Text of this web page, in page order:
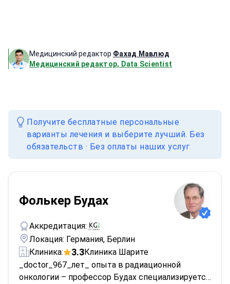
Медицинский редактор Фахад Мавлюд
Медицинский редактор, Data Scientist
Получите бесплатные персональные
варианты лечения и выберите лучший. Без
обязательств · Без оплаты наших услуг
Фолькер Будах
Аккредитация:
Локация: Германия, Берлин
Клиника:
3.3Клиника Шарите
_doctor_967_лет_ опыта в радиационной
онкологии – профессор Будах специализируется